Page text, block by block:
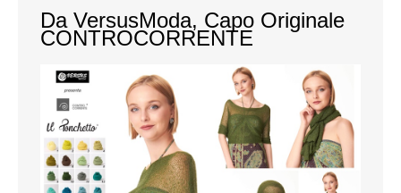
Da VersusModa, Capo Originale
CONTROCORRENTE